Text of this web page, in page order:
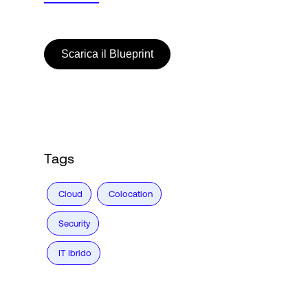
Scarica il Blueprint
Tags
Cloud Colocation
Security
IT Ibrido